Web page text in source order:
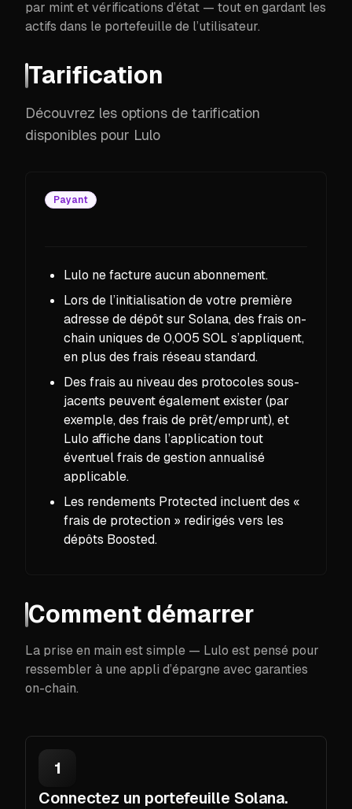
par mint et vérifications d’état — tout en gardant les
actifs dans le portefeuille de l’utilisateur.
Tarification
Découvrez les options de tarification
disponibles pour Lulo
Payant
Lulo ne facture aucun abonnement.
Lors de l’initialisation de votre première
adresse de dépôt sur Solana, des frais on-
chain uniques de 0,005 SOL s’appliquent,
en plus des frais réseau standard.
Des frais au niveau des protocoles sous-
jacents peuvent également exister (par
exemple, des frais de prêt/emprunt), et
Lulo affiche dans l’application tout
éventuel frais de gestion annualisé
applicable.
Les rendements Protected incluent des «
frais de protection » redirigés vers les
dépôts Boosted.
Comment démarrer
La prise en main est simple — Lulo est pensé pour
ressembler à une appli d’épargne avec garanties
on-chain.
1
Connectez un portefeuille Solana.